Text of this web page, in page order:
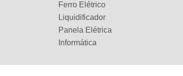
Ferro Elétrico
Liquidificador
Panela Elétrica
Informática